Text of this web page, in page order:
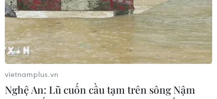
vietnamplus.vn
Nghệ An: Lũ cuốn cầu tạm trên sông Nậm